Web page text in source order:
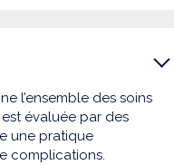
l’ensemble des soins
évaluée par des
une pratique
complications.